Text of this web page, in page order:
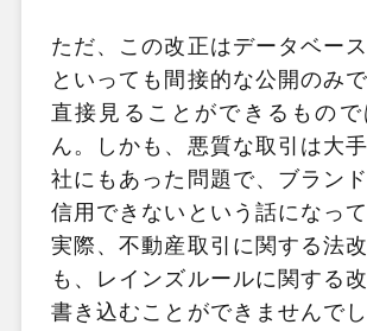
ただ、この改正はデータベー
といっても間接的な公開のみ
直接見ることができるもの
ん。しかも、悪質な取引は大
社にもあった問題で、ブラン
信用できないという話になって
実際、不動産取引に関する法
も、レインズルールに関する
書き込むことができませんで